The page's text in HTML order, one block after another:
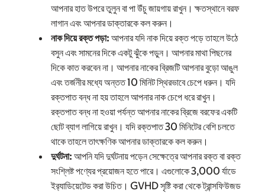
আপনার হাত উপরে তুলুন বা পা উঁচু জায়গায় রাখুন। ক্ষতস্থানে বরফ
লাগান এবং আপনার ডাক্তারকে কল করুন।
নাক দিয়ে রক্ত পড়া: আপনার যদি নাক দিয়ে রক্ত পড়ে তাহলে উঠে
বসুন এবং সামনের দিকে একটু ঝুঁকে পড়ুন। আপনার মাথা পিছনের
দিকে কাত করবেন না। আপনার নাকের ব্রিজটি আপনার বুড়ো আঙুল
এবং তর্জনীর মধ্যে অন্তত 10 মিনিট স্থিরভাবে চেপে ধরুন। যদি
রক্তপাত বন্ধ না হয় তাহলে আপনার নাক চেপে ধরে রাখুন।
রক্তপাত বন্ধ না হওয়া পর্যন্ত আপনার নাকের ব্রিজে বরফের একটি
ছোট ব্যাগ লাগিয়ে রাখুন। যদি রক্তপাত 30 মিনিটের বেশি চলতে
থাকে তাহলে তাৎক্ষণিক আপনার ডাক্তারকে কল করুন।
দুর্ঘটনা: আপনি যদি দুর্ঘটনায় পড়েন সেক্ষেত্রে আপনার রক্ত বা রক্ত
সংশ্লিষ্ট পণ্যের প্রয়োজন হতে পারে। এগুলোকে 3,000 র্যাডে
ইর‍্যাডিয়েটেড করা উচিত। GVHD সৃষ্টি করা থেকে ট্রান্সফিউজড